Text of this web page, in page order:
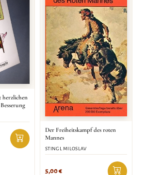
herzlichen
Der Freiheitskampf des roten
Mannes
STINGL MILOSLAV
5,00€